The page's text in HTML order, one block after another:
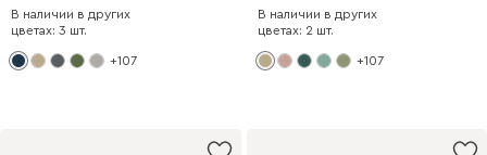
В наличии в других
цветах: 3 шт.
+107
В наличии в других
цветах: 2 шт.
+107